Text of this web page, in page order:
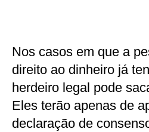
Nos casos em que a
direito ao dinheiro já
herdeiro legal pode
Eles terão apenas de
declaração de